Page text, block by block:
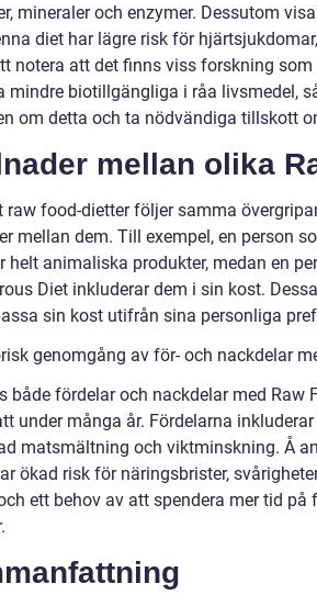
mineraler och enzymer. Dessutom
diet har lägre risk för
notera att det finns viss forskning
mindre biotillgängliga i råa livsmedel,
om detta och ta nödvändiga tillskott
mellan olika
raw food-dietter följer samma
mellan dem. Till exempel, en person
helt animaliska produkter, medan en
Diet inkluderar dem i sin kost.
sin kost utifrån sina personliga
genomgång av för- och nackdelar
både fördelar och nackdelar med Raw
under många år. Fördelarna
matsmältning och viktminskning. Å
ökad risk för näringsbrister,
ett behov av att spendera mer tid på